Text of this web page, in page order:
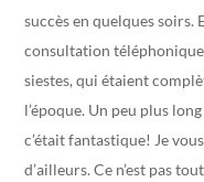
succès en quelques soirs.
consultation
siestes, qui étaient
l’époque. Un peu plus
c’était fantastique! Je
d’ailleurs. Ce n’est pas